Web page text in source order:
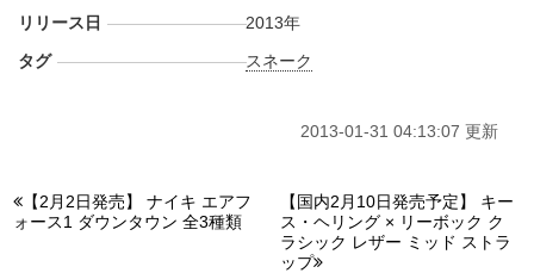
リリース日
2013年
タグ
スネーク
2013-01-31 04:13:07 更新
【2月2日発売】 ナイキ エアフ
ォース1 ダウンタウン 全3種類
【国内2月10日発売予定】 キー
ス・ヘリング × リーボック ク
ラシック レザー ミッド ストラ
ップ